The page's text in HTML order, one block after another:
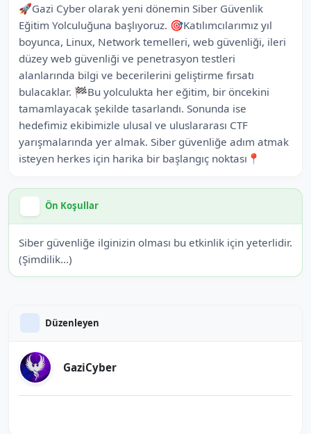
🚀Gazi Cyber olarak yeni dönemin Siber Güvenlik
Eğitim Yolculuğuna başlıyoruz. 🎯Katılımcılarımız yıl
boyunca, Linux, Network temelleri, web güvenliği, ileri
düzey web güvenliği ve penetrasyon testleri
alanlarında bilgi ve becerilerini geliştirme fırsatı
bulacaklar. 🏁Bu yolculukta her eğitim, bir öncekini
tamamlayacak şekilde tasarlandı. Sonunda ise
hedefimiz ekibimizle ulusal ve uluslararası CTF
yarışmalarında yer almak. Siber güvenliğe adım atmak
isteyen herkes için harika bir başlangıç noktası📍
Ön Koşullar
Siber güvenliğe ilginizin olması bu etkinlik için yeterlidir.
(Şimdilik...)
Düzenleyen
GaziCyber